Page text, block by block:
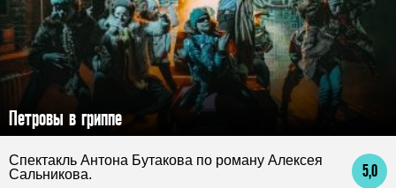
Петровы в гриппе
5,0
Спектакль Антона Бутакова по роману Алексея
Сальникова.